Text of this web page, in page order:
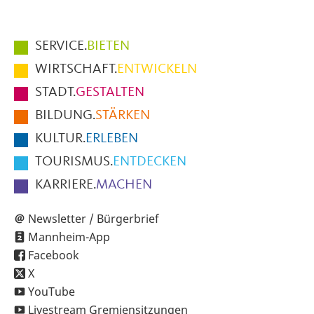
Hauptmenüpunkte
im
Fußbereich
der
Seite
SERVICE.BIETEN
WIRTSCHAFT.ENTWICKELN
STADT.GESTALTEN
BILDUNG.STÄRKEN
KULTUR.ERLEBEN
TOURISMUS.ENTDECKEN
KARRIERE.MACHEN
Newsletter / Bürgerbrief
Mannheim-App
Facebook
X
YouTube
Livestream Gremiensitzungen